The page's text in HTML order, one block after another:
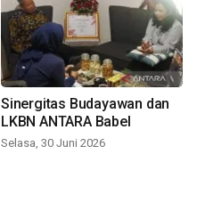
Sinergitas Budayawan dan
LKBN ANTARA Babel
Selasa, 30 Juni 2026